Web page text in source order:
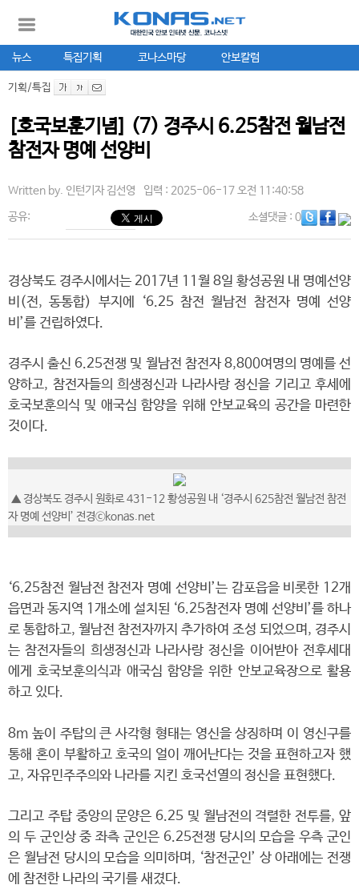
뉴스 특집기획 코나스마당 안보칼럼
기획/특집
[호국보훈기념] (7) 경주시 6.25참전 월남전
참전자 명예 선양비
Written by. 인턴기자 김선영 입력 : 2025-06-17 오전 11:40:58
공유: 소셜댓글: 0
경상북도 경주시에서는 2017년 11월 8일 황성공원 내 명예선양
비(전, 동통합) 부지에 ‘6.25 참전 월남전 참전자 명예 선양
비’를 건립하였다.
경주시 출신 6.25전쟁 및 월남전 참전자 8,800여명의 명예를 선
양하고, 참전자들의 희생정신과 나라사랑 정신을 기리고 후세에
호국보훈의식 및 애국심 함양을 위해 안보교육의 공간을 마련한
것이다.
▲ 경상북도 경주시 원화로 431-12 황성공원 내 ‘경주시 625참전 월남전 참전
자 명예 선양비’ 전경ⓒkonas.net
‘6.25참전 월남전 참전자 명예 선양비’는 감포읍을 비롯한 12개
읍면과 동지역 1개소에 설치된 ‘6.25참전자 명예 선양비’를 하나
로 통합하고, 월남전 참전자까지 추가하여 조성 되었으며, 경주시
는 참전자들의 희생정신과 나라사랑 정신을 이어받아 전후세대
에게 호국보훈의식과 애국심 함양을 위한 안보교육장으로 활용
하고 있다.
8m 높이 주탑의 큰 사각형 형태는 영신을 상징하며 이 영신구를
통해 혼이 부활하고 호국의 얼이 깨어난다는 것을 표현하고자 했
고, 자유민주주의와 나라를 지킨 호국선열의 정신을 표현했다.
그리고 주탑 중앙의 문양은 6.25 및 월남전의 격렬한 전투를, 앞
의 두 군인상 중 좌측 군인은 6.25전쟁 당시의 모습을 우측 군인
은 월남전 당시의 모습을 의미하며, ‘참전군인’ 상 아래에는 전쟁
에 참전한 나라의 국기를 새겼다.